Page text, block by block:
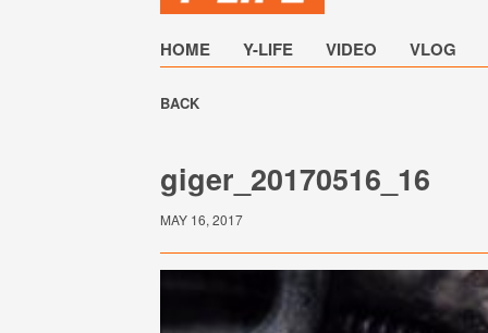
HOME Y-LIFE VIDEO VLOG
BACK
giger_20170516_16
MAY 16, 2017